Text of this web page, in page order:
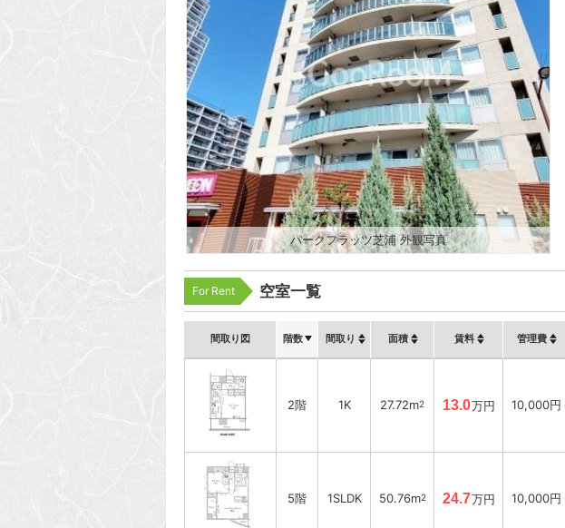
パークフラッツ芝浦 外観写真
For Rent 空室一覧
間取り図 階数 間取り 面積 賃料 管理費
2階 1K 27.72m2 13.0万円 10,000円
5階 1SLDK 50.76m2 24.7万円 10,000円